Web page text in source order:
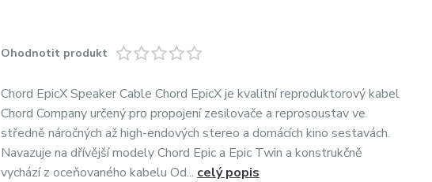
Ohodnotit produkt
Chord EpicX Speaker Cable Chord EpicX je kvalitní reproduktorový kabel
Chord Company určený pro propojení zesilovače a reprosoustav ve
středně náročných až high-endových stereo a domácích kino sestavách.
Navazuje na dřívější modely Chord Epic a Epic Twin a konstrukčně
vychází z oceňovaného kabelu Od... celý popis